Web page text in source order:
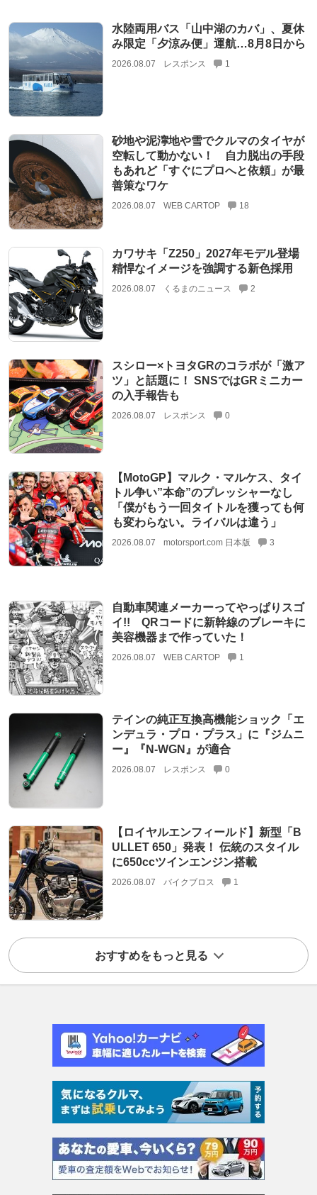
水陸両用バス「山中湖のカバ」、夏休
み限定「夕涼み便」運航…8月8日から
2026.08.07 レスポンス 1
砂地や泥濘地や雪でクルマのタイヤが
空転して動かない！ 自力脱出の手段
もあれど「すぐにプロへと依頼」が最
善策なワケ
2026.08.07 WEB CARTOP 18
カワサキ「Z250」2027年モデル登場
精悍なイメージを強調する新色採用
2026.08.07 くるまのニュース 2
スシロー×トヨタGRのコラボが「激ア
ツ」と話題に！ SNSではGRミニカー
の入手報告も
2026.08.07 レスポンス 0
【MotoGP】マルク・マルケス、タイ
トル争い”本命”のプレッシャーなし
「僕がもう一回タイトルを獲っても何
も変わらない。ライバルは違う」
2026.08.07 motorsport.com 日本版 3
自動車関連メーカーってやっぱりスゴ
イ!! QRコードに新幹線のブレーキに
美容機器まで作っていた！
2026.08.07 WEB CARTOP 1
テインの純正互換高機能ショック「エ
ンデュラ・プロ・プラス」に『ジムニ
ー』『N-WGN』が適合
2026.08.07 レスポンス 0
【ロイヤルエンフィールド】新型「B
ULLET 650」発表！ 伝統のスタイル
に650ccツインエンジン搭載
2026.08.07 バイクブロス 1
おすすめをもっと見る